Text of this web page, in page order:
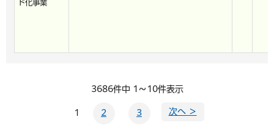
ド化事業
3686件中 1～10件表示
1 2 3 次へ ＞